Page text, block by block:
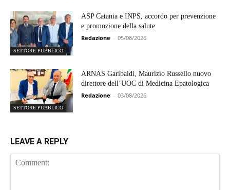
SETTORE PUBBLICO
ASP Catania e INPS, accordo per prevenzione
e promozione della salute
Redazione - 05/08/2026
SETTORE PUBBLICO
ARNAS Garibaldi, Maurizio Russello nuovo
direttore dell’UOC di Medicina Epatologica
Redazione - 03/08/2026
LEAVE A REPLY